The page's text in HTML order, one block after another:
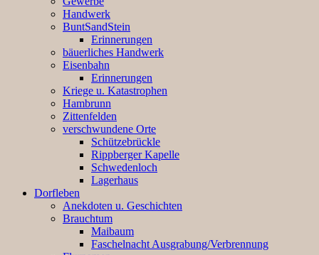
Handwerk
BuntSandStein
Erinnerungen
bäuerliches Handwerk
Eisenbahn
Erinnerungen
Kriege u. Katastrophen
Hambrunn
Zittenfelden
verschwundene Orte
Schützebrückle
Rippberger Kapelle
Schwedenloch
Lagerhaus
Dorfleben
Anekdoten u. Geschichten
Brauchtum
Maibaum
Faschelnacht Ausgrabung/Verbrennung